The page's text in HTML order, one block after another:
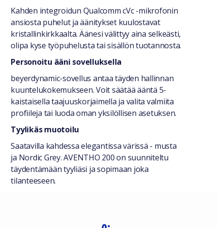
Kahden integroidun Qualcomm cVc -mikrofonin
ansiosta puhelut ja äänitykset kuulostavat
kristallinkirkkaalta. Äänesi välittyy aina selkeästi,
olipa kyse työpuhelusta tai sisällön tuotannosta.
Personoitu ääni sovelluksella
beyerdynamic-sovellus antaa täyden hallinnan
kuuntelukokemukseen. Voit säätää ääntä 5-
kaistaisella taajuuskorjaimella ja valita valmiita
profiileja tai luoda oman yksilöllisen asetuksen.
Tyylikäs muotoilu
Saatavilla kahdessa elegantissa värissä - musta
ja Nordic Grey. AVENTHO 200 on suunniteltu
täydentämään tyyliäsi ja sopimaan joka
tilanteeseen.